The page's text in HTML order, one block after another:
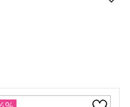
с помощью стильных